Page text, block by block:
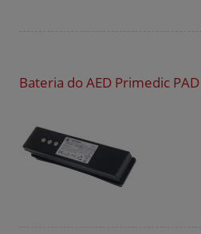
Bateria do AED Primedic